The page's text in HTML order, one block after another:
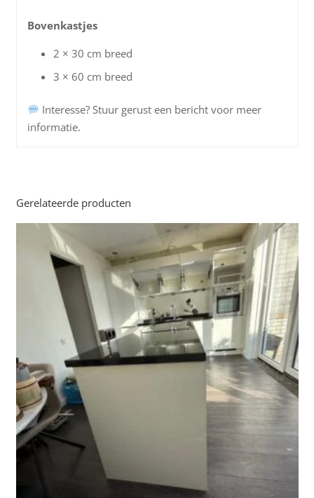
Bovenkastjes
2 × 30 cm breed
3 × 60 cm breed
Interesse? Stuur gerust een bericht voor meer
informatie.
Gerelateerde producten